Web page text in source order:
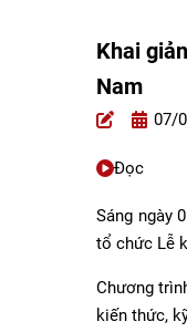
Khai
Nam
07/
Đọc
Sáng ngày
tổ chức Lễ
Chương
kiến thức,